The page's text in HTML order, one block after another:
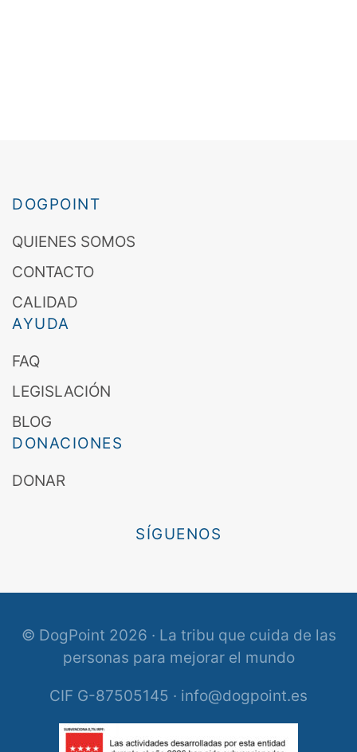
DOGPOINT
QUIENES SOMOS
CONTACTO
CALIDAD
AYUDA
FAQ
LEGISLACIÓN
BLOG
DONACIONES
DONAR
SÍGUENOS
© DogPoint 2026 · La tribu que cuida de las
personas para mejorar el mundo
CIF G-87505145 · info@dogpoint.es